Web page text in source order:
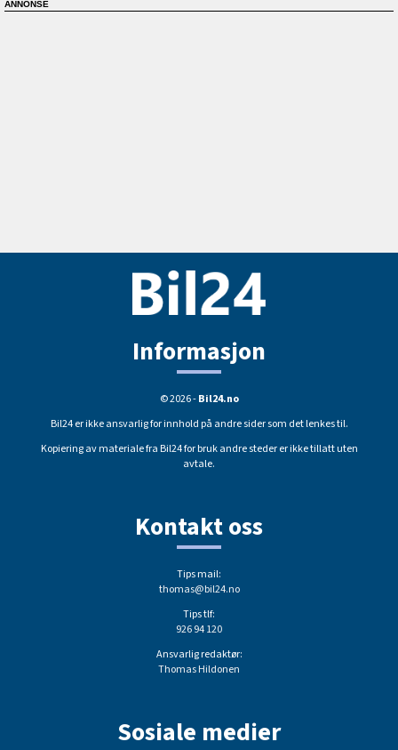
Informasjon
© 2026 -Bil24.no
Bil24 er ikke ansvarlig for innhold på andre sider som det lenkes til.
Kopiering av materiale fra Bil24 for bruk andre steder er ikke tillatt uten
avtale.
Kontakt oss
Tips mail:
thomas@bil24.no
Tips tlf:
926 94 120
Ansvarlig redaktør:
Thomas Hildonen
Sosiale medier